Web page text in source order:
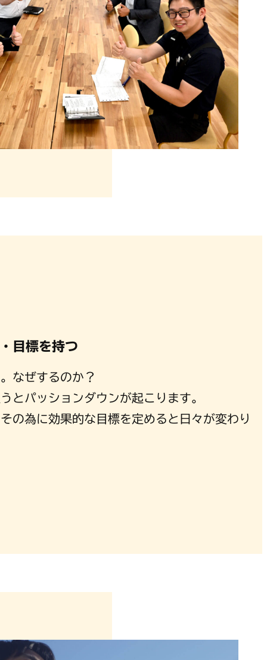
目標を持つ
なぜするのか？
とパッションダウンが起こります。
の為に効果的な目標を定めると日々が変わり